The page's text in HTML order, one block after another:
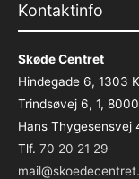
Kontaktinfo
Skøde Centret
Hindegade 6, 1303
Trindsøvej 6, 1,
Hans Thygesensvej
Tlf. 70 20 21 29